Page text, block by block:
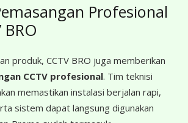
Profesional
BRO
produk, CCTV BRO juga memberikan
CCTV profesional. Tim teknisi
memastikan instalasi berjalan rapi,
sistem dapat langsung digunakan